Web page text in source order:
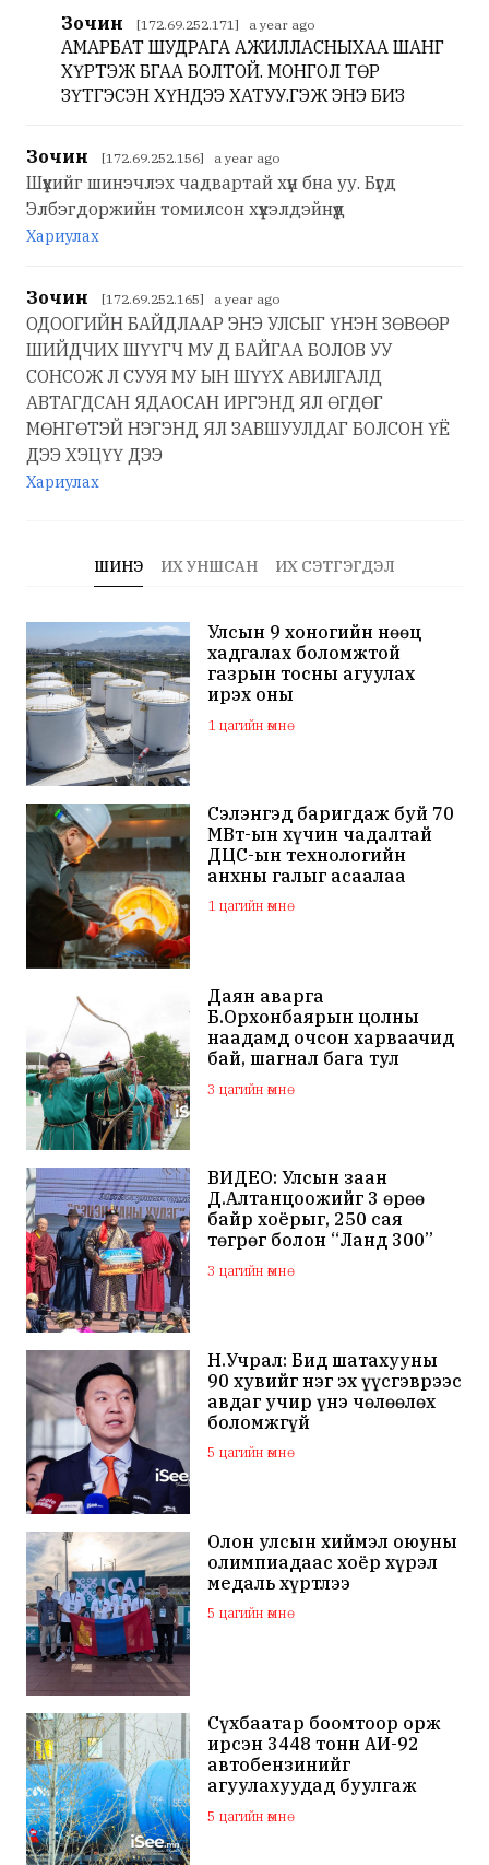
Зочин [172.69.252.171] a year ago
АМАРБАТ ШУДРАГА АЖИЛЛАСНЫХАА ШАНГ
ХҮРТЭЖ БГАА БОЛТОЙ. МОНГОЛ ТӨР
ЗҮТГЭСЭН ХҮНДЭЭ ХАТУУ.ГЭЖ ЭНЭ БИЗ
Зочин [172.69.252.156] a year ago
Шүүхийг шинэчлэх чадвартай хүн бна уу. Бүгд
Элбэгдоржийн томилсон хүүхэлдэйнүүд
Хариулах
Зочин [172.69.252.165] a year ago
ОДООГИЙН БАЙДЛААР ЭНЭ УЛСЫГ ҮНЭН ЗӨВӨӨР
ШИЙДЧИХ ШҮҮГЧ МУ Д БАЙГАА БОЛОВ УУ
СОНСОЖ Л СУУЯ МУ ЫН ШҮҮХ АВИЛГАЛД
АВТАГДСАН ЯДАОСАН ИРГЭНД ЯЛ ӨГДӨГ
МӨНГӨТЭЙ НЭГЭНД ЯЛ ЗАВШУУЛДАГ БОЛСОН ҮЁ
ДЭЭ ХЭЦҮҮ ДЭЭ
Хариулах
ШИНЭ ИХ УНШСАН ИХ СЭТГЭГДЭЛ
Улсын 9 хоногийн нөөц
хадгалах боломжтой
газрын тосны агуулах
ирэх оны
арванхоёрдугаар сар
ашиглалтад орно
1 цагийн өмнө
Сэлэнгэд баригдаж буй 70
МВт-ын хүчин чадалтай
ДЦС-ын технологийн
анхны галыг асаалаа
1 цагийн өмнө
Даян аварга
Б.Орхонбаярын цолны
наадамд очсон харваачид
бай, шагнал бага тул
наадамд оролцохгүй
гэдгээ мэдэгдлээ
3 цагийн өмнө
ВИДЕО: Улсын заан
Д.Алтанцоожийг 3 өрөө
байр хоёрыг, 250 сая
төгрөг болон “Ланд 300”
маркийн автомашинаар
мялаажээ
3 цагийн өмнө
Н.Учрал: Бид шатахууны
90 хувийг нэг эх үүсгэврээс
авдаг учир үнэ чөлөөлөх
боломжгүй
5 цагийн өмнө
Олон улсын хиймэл оюуны
олимпиадаас хоёр хүрэл
медаль хүртлээ
5 цагийн өмнө
Сүхбаатар боомтоор орж
ирсэн 3448 тонн АИ-92
автобензинийг
агуулахуудад буулгаж
байна
5 цагийн өмнө